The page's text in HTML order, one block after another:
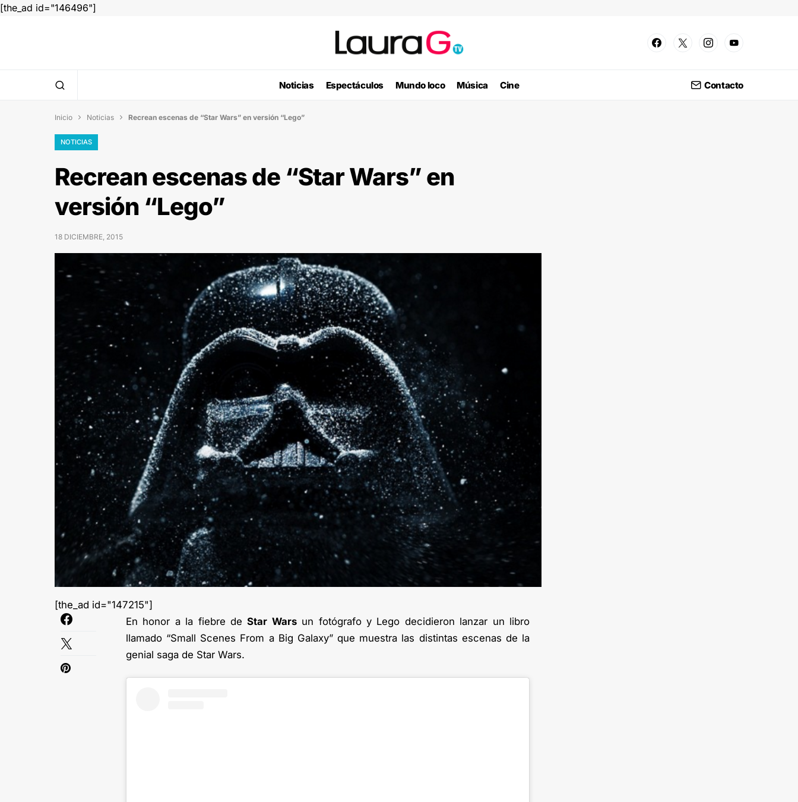
[the_ad id="146496"]
Noticias Espectáculos Mundo loco Música Cine Contacto
Inicio  Noticias  Recrean escenas de “Star Wars” en versión “Lego”
NOTICIAS
Recrean escenas de “Star Wars” en
versión “Lego”
18 DICIEMBRE, 2015
[the_ad id="147215"]
En honor a la fiebre deStar Warsun fotógrafo y Lego decidieron lanzar un libro
llamado “Small Scenes From a Big Galaxy” que muestra las distintas escenas de la
genial saga de Star Wars.